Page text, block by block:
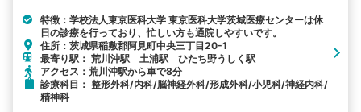
特徴：学校法人東京医科大学 東京医科大学茨城医療センターは休
日の診療を行っており、忙しい方も通院しやすいです。
住所：茨城県稲敷郡阿見町中央三丁目20-1
最寄り駅： 荒川沖駅 土浦駅 ひたち野うしく駅
アクセス：荒川沖駅から車で8分
診療科目： 整形外科/内科/脳神経外科/形成外科/小児科/神経内科/
精神科